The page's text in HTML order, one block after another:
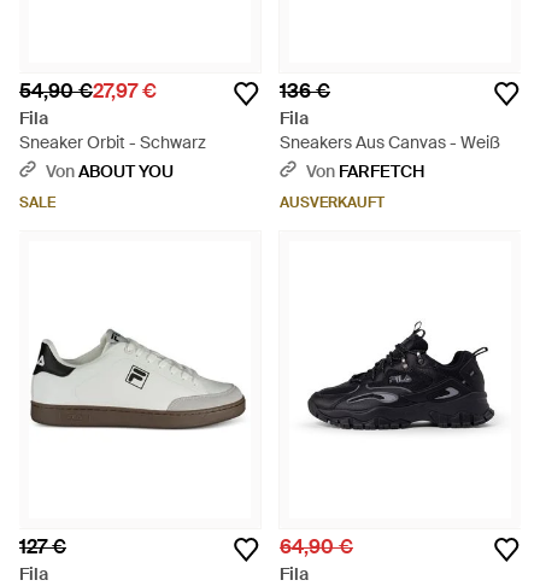
54,90 €27,97 €
Fila
Sneaker Orbit - Schwarz
VonABOUT YOU
SALE
136 €
Fila
Sneakers Aus Canvas - Weiß
Von FARFETCH
AUSVERKAUFT
127 €
Fila
64,90 €
Fila